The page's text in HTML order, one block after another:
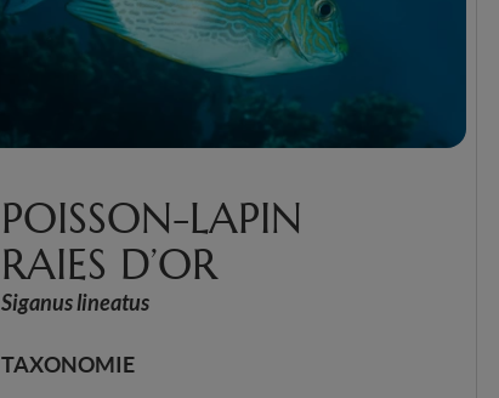
POISSON-LAPIN
RAIES D’OR
Siganus lineatus
TAXONOMIE